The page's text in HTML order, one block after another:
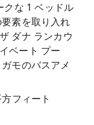
クな 1 ベッドル
素を取り入れ
ダナ ランカウ
ベート プー
モのバスアメ
フィート